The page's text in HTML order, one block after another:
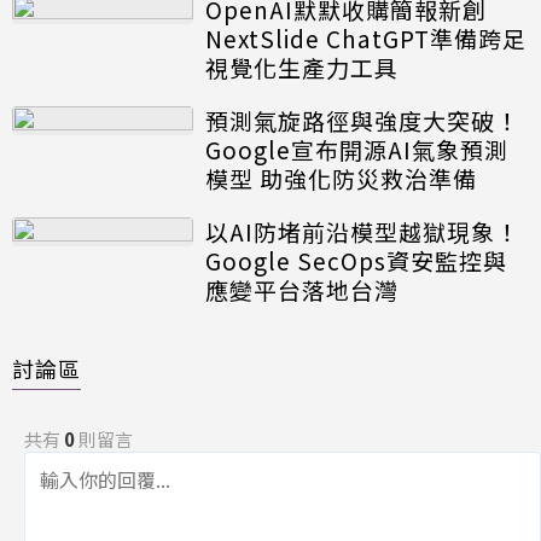
OpenAI默默收購簡報新創
NextSlide ChatGPT準備跨足
視覺化生產力工具
預測氣旋路徑與強度大突破！
Google宣布開源AI氣象預測
模型 助強化防災救治準備
以AI防堵前沿模型越獄現象！
Google SecOps資安監控與
應變平台落地台灣
討論區
共有 0則留言